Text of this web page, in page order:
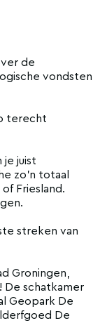
de
vondsten
terecht
juist
zo'n totaal
Friesland.
streken van
Groningen,
De schatkamer
Geopark De
De